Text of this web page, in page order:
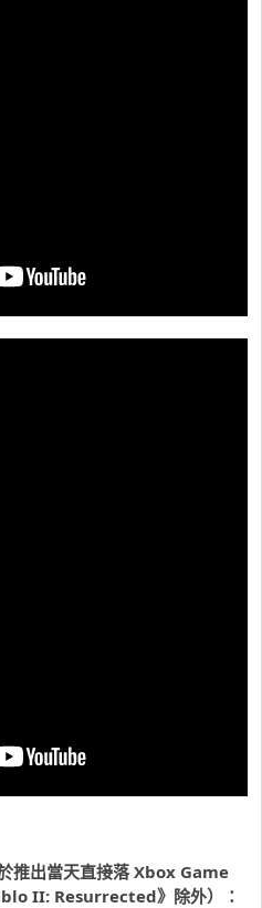
推出當天直接落 Xbox Game
II: Resurrected》除外）：